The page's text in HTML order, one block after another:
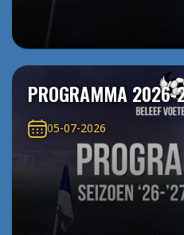
PROGRAMMA
05-07-2026